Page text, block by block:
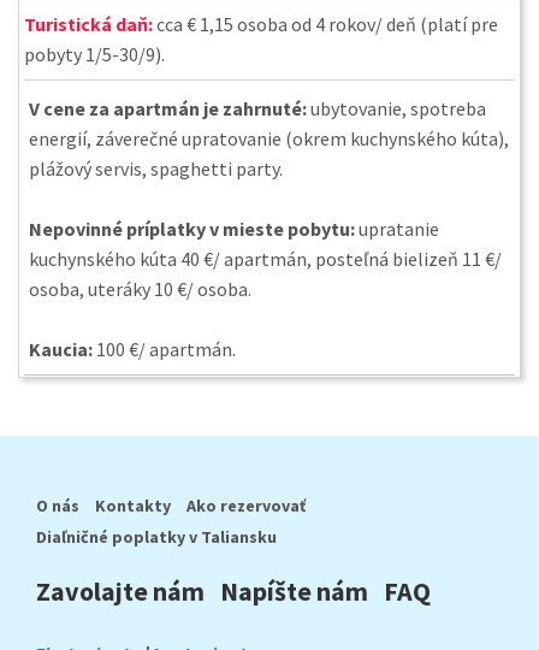
Turistická daň:cca € 1,15 osoba od 4 rokov/ deň (platí pre
pobyty 1/5-30/9).
V cene za apartmán je zahrnuté:ubytovanie, spotreba
energií, záverečné upratovanie (okrem kuchynského kúta),
plážový servis, spaghetti party.
Nepovinné príplatky v mieste pobytu:upratanie
kuchynského kúta 40 €/ apartmán, posteľná bielizeň 11 €/
osoba, uteráky 10 €/ osoba.
Kaucia: 100 €/ apartmán.
O nás Kontakty
Ako rezervovať
Diaľničné poplatky v Taliansku
Zavolajte nám Napíšte nám FAQ